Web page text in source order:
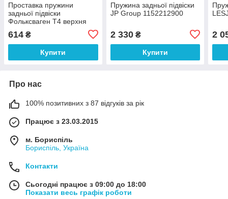
Проставка пружини
задньої підвіски
Фольксваген Т4 верхня
614 ₴
Купити
Пружина задньої підвіски
JP Group 1152212900
2 330₴
Купити
2
Про нас
100% позитивних з 87 відгуків за рік
Працює з 23.03.2015
м. Бориспіль
Бориспіль, Україна
Контакти
Сьогодні працює з 09:00 до 18:00
Показати весь графік роботи